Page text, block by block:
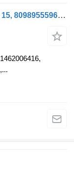
MAN Pignon de colonne de direction 15, 8098955596, 8098955829, 8146 pour camion MAN